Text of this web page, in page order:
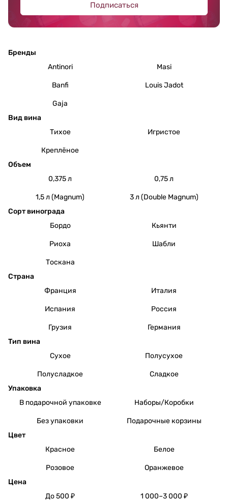
Подписаться
Бренды
Antinori
Masi
Banfi Louis Jadot
Gaja
Вид вина
Тихое
Игристое
Креплёное
Объем
0,375 л
0,75 л
1,5 л (Magnum)
3 л (Double Magnum)
Сорт винограда
Бордо
Кьянти
Риоха Шабли
Тоскана
Страна
Франция
Италия
Испания Россия
Грузия
Германия
Тип вина
Сухое
Полусухое
Полусладкое
Сладкое
Упаковка
В подарочной упаковке
Наборы/Коробки
Без упаковки
Подарочные корзины
Цвет
Красное
Белое
Розовое
Оранжевое
Цена
До 500 ₽
1 000–3 000 ₽